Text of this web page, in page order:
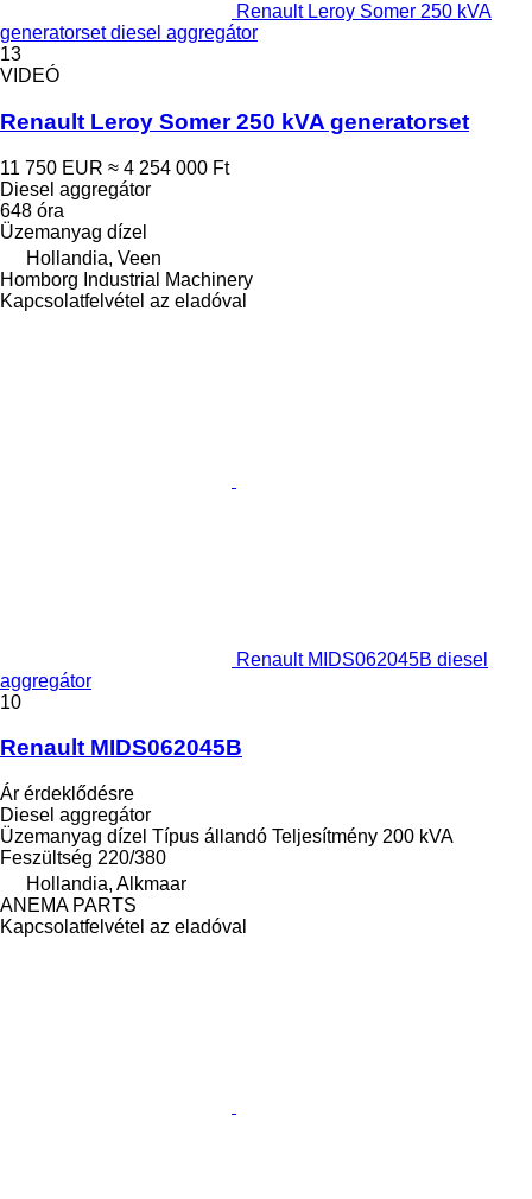
Renault Leroy Somer 250 kVA
generatorset diesel aggregátor
13
VIDEÓ
Renault Leroy Somer 250 kVA generatorset
11 750 EUR ≈ 4 254 000 Ft
Diesel aggregátor
648 óra
Üzemanyag dízel
Hollandia, Veen
Homborg Industrial Machinery
Kapcsolatfelvétel az eladóval
Renault MIDS062045B diesel
aggregátor
10
Renault MIDS062045B
Ár érdeklődésre
Diesel aggregátor
Üzemanyag dízel Típus állandó Teljesítmény 200 kVA
Feszültség 220/380
Hollandia, Alkmaar
ANEMA PARTS
Kapcsolatfelvétel az eladóval